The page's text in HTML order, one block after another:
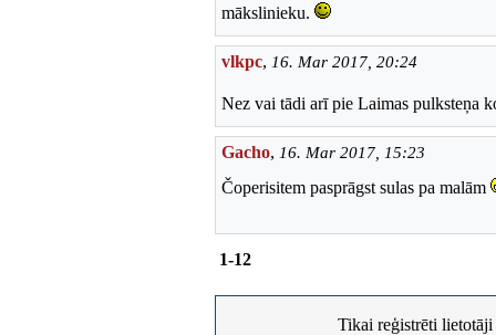
mākslinieku.
vlkpc, 16. Mar 2017, 20:24
Nez vai tādi arī pie Laimas pulksteņa
Gacho, 16. Mar 2017, 15:23
Čoperisitem pasprāgst sulas pa malām
1-12
Tikai reģistrēti